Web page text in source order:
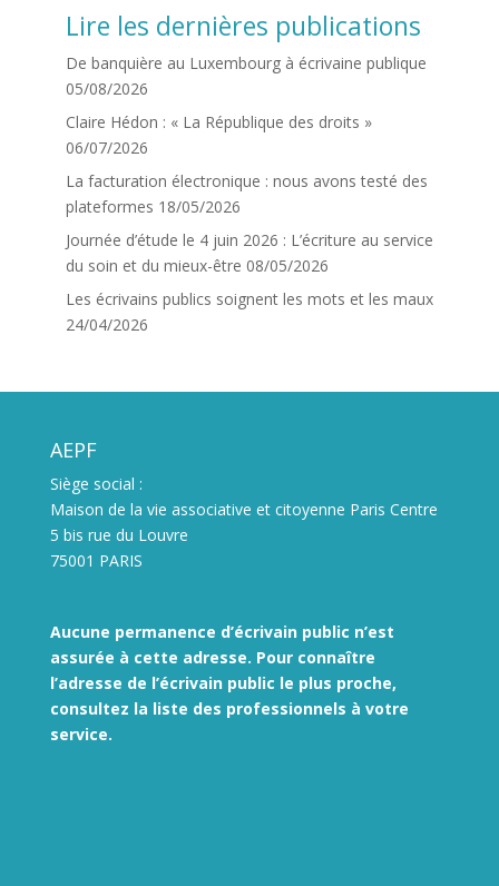
Lire les dernières publications
De banquière au Luxembourg à écrivaine publique
05/08/2026
Claire Hédon : « La République des droits »
06/07/2026
La facturation électronique : nous avons testé des
plateformes 18/05/2026
Journée d’étude le 4 juin 2026 : L’écriture au service
du soin et du mieux-être 08/05/2026
Les écrivains publics soignent les mots et les maux
24/04/2026
AEPF
Siège social :
Maison de la vie associative et citoyenne Paris Centre
5 bis rue du Louvre
75001 PARIS
Aucune permanence d’écrivain public n’est
assurée à cette adresse. Pour connaître
l’adresse de l’écrivain public le plus proche,
consultez la liste des professionnels à votre
service.